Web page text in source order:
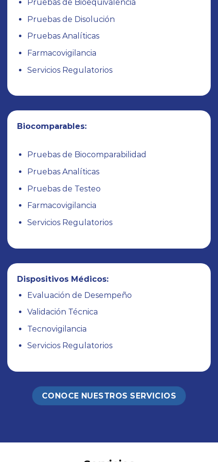
Genéricos:
Pruebas de Disolución
Farmacovigilancia
Servicios Regulatorios
Nuevas Entidades Moleculares:
Pruebas de Bioequivalencia
Servicios Regulatorios
Biocomparables:
Pruebas de Biocomparabilidad
Pruebas Analíticas
Pruebas de Testeo
Servicios Regulatorios